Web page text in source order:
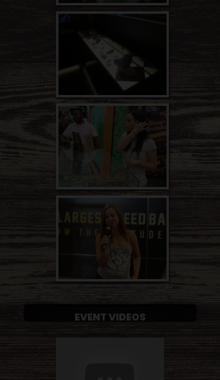
EVENT VIDEOS